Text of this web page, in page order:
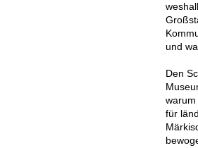
und
Den
warum
für